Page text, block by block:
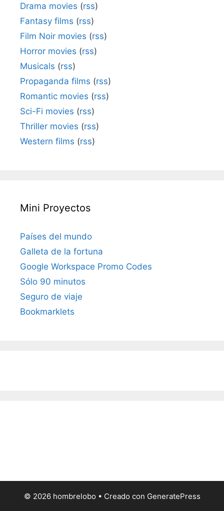
Drama movies (rss)
Fantasy films (rss)
Film Noir movies (rss)
Horror movies (rss)
Musicals (rss)
Propaganda films (rss)
Romantic movies (rss)
Sci-Fi movies (rss)
Thriller movies (rss)
Western films (rss)
Mini Proyectos
Países del mundo
Galleta de la fortuna
Google Workspace Promo Codes
Sólo 90 minutos
Seguro de viaje
Bookmarklets
© 2026 hombrelobo • Creado con GeneratePress